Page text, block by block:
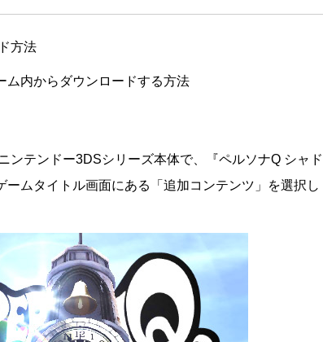
方法
ム内からダウンロードする方法
ンテンドー3DSシリーズ本体で、『ペルソナQ シャド
ームタイトル画面にある「追加コンテンツ」を選択し